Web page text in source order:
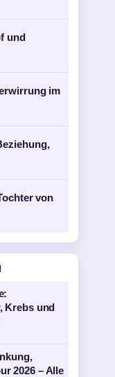
und
im
von
Krebs und
2026 – Alle